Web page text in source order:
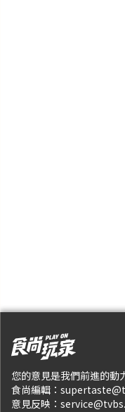
您的意見是我們前進的動
食尚編輯：
意見反映：